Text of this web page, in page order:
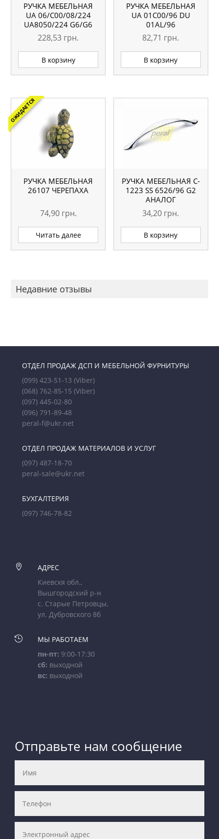
РУЧКА МЕБЕЛЬНАЯ
UA 06/C00/08/224
UA8050/224 G6/G6
228,53 грн.
В корзину
РУЧКА МЕБЕЛЬНАЯ
UA 01С00/96 DU
01AL/96
82,71 грн.
В корзину
ОЖИДАЕТСЯ
РУЧКА МЕБЕЛЬНАЯ
26107 ЧЕРЕПАХА
74,90 грн.
Читать далее
РУЧКА МЕБЕЛЬНАЯ C-
1223 SS 6526/96 G2
АНАЛОГ
34,20 грн.
В корзину
Недавние отзывы
ОТДЕЛ ПРОДАЖ ДСП И МЕБЕЛЬНОЙ ФУРНИТУРЫ
(099) 423-51-13 (Viber)
(068) 762-85-15 (Viber)
(097) 445-02-80
(096) 791-89-48
peral-f@ukr.net
ОТДЕЛ ПРОДАЖ МАТЕРИАЛОВ И УСЛУГ
(097) 487-18-70
peral-sale@ukr.net
БУХГАЛТЕРИЯ
(097) 746-78-82

АДРЕС
Киевскя обл.,
Вышгородский р-н
с. Старые Петровцы,
ул. Дубровского 8б

МЫ РАБОТАЕМ
пн-пт: 9:00-17:30
сб: выходной
вс: выходной
Отправьте нам сообщение